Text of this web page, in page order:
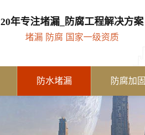
20年专注堵漏_防腐工程解决方案
堵漏 防腐 国家一级资质
防水堵漏 防腐加固